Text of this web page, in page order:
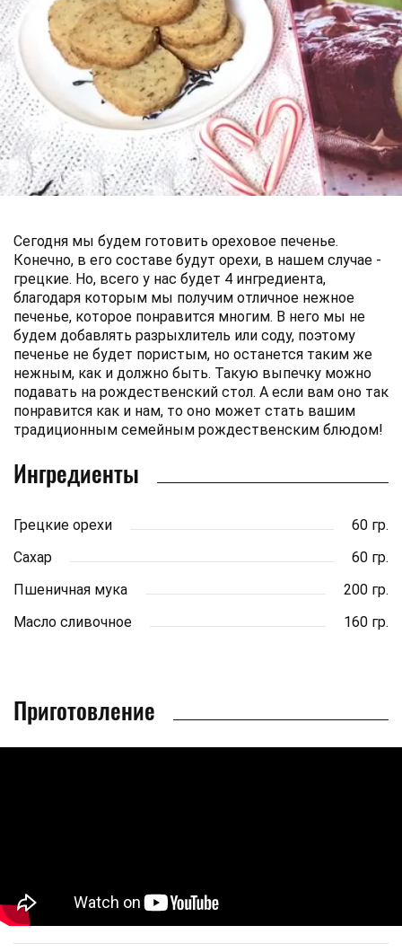
Сегодня мы будем готовить ореховое печенье.
Конечно, в его составе будут орехи, в нашем случае -
грецкие. Но, всего у нас будет 4 ингредиента,
благодаря которым мы получим отличное нежное
печенье, которое понравится многим. В него мы не
будем добавлять разрыхлитель или соду, поэтому
печенье не будет пористым, но останется таким же
нежным, как и должно быть. Такую выпечку можно
подавать на рождественский стол. А если вам оно так
понравится как и нам, то оно может стать вашим
традиционным семейным рождественским блюдом!
Ингредиенты
Грецкие орехи
60 гр.
Сахар
60 гр.
Пшеничная мука
200 гр.
Масло сливочное
160 гр.
Приготовление